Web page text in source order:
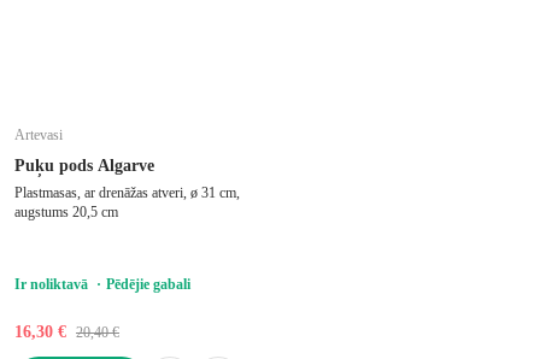
Artevasi
Puķu pods Algarve
Plastmasas, ar drenāžas atveri, ø 31 cm,
augstums 20,5 cm
Ir noliktavā Pēdējie gabali
16,30 € 20,40 €